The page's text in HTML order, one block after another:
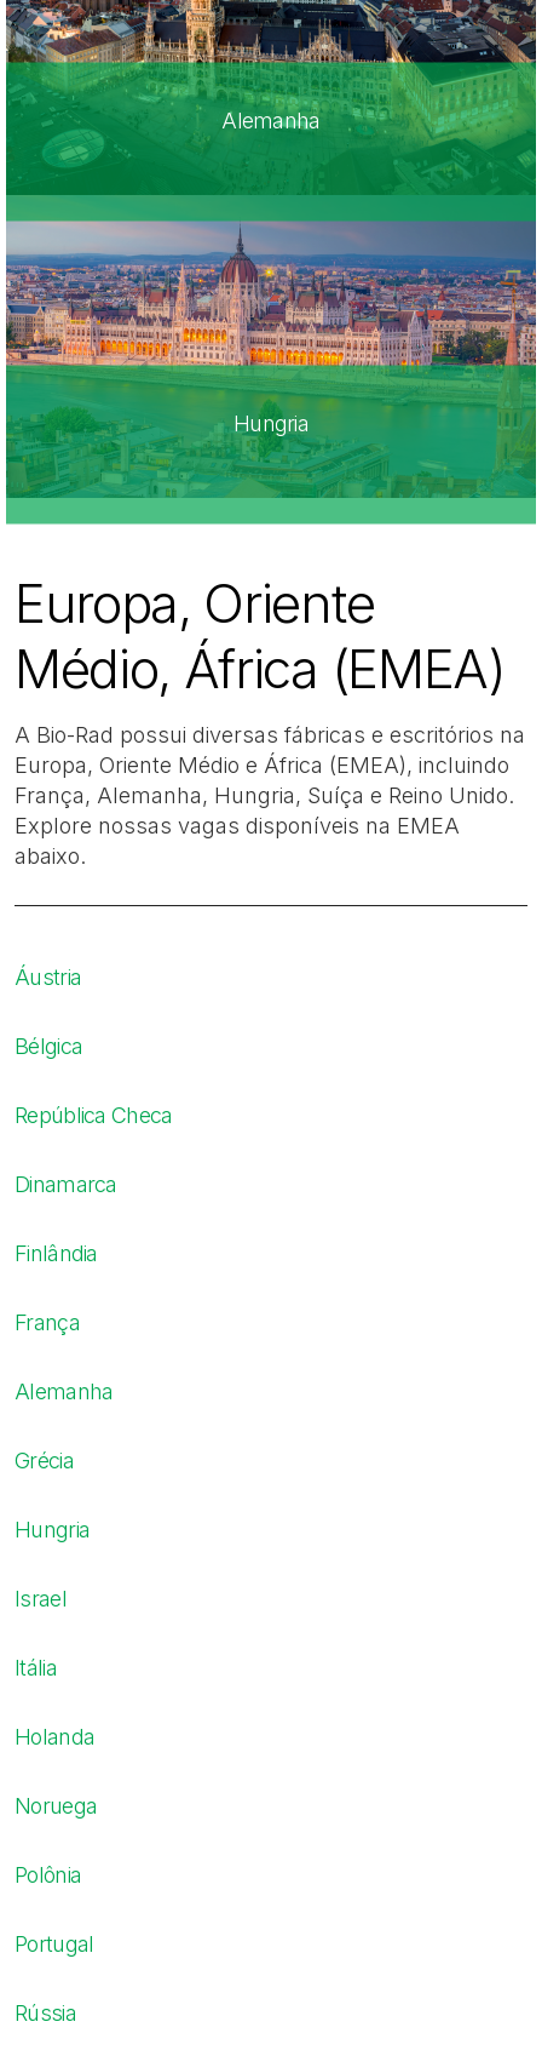
Alemanha
Hungria
Europa, Oriente
Médio, África (EMEA)​
A Bio-Rad possui diversas fábricas e escritórios na
Europa, Oriente Médio e África (EMEA), incluindo
França, Alemanha, Hungria, Suíça e Reino Unido.
Explore nossas vagas disponíveis na EMEA
abaixo.
Áustria
Bélgica
República Checa
Dinamarca
Finlândia
França
Alemanha
Grécia
Hungria
Israel
Itália
Holanda
Noruega
Polônia
Portugal
Rússia